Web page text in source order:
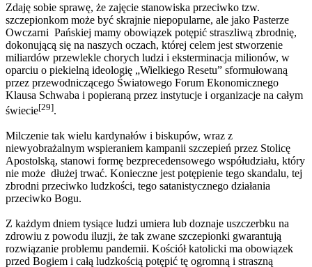
Zdaję sobie sprawę, że zajęcie stanowiska przeciwko tzw.
szczepionkom może być skrajnie niepopularne, ale jako Pasterze
Owczarni Pańskiej mamy obowiązek potępić straszliwą zbrodnię,
dokonującą się na naszych oczach, której celem jest stworzenie
miliardów przewlekle chorych ludzi i eksterminacja milionów, w
oparciu o piekielną ideologię „Wielkiego Resetu” sformułowaną
przez przewodniczącego Światowego Forum Ekonomicznego
Klausa Schwaba i popieraną przez instytucje i organizacje na całym
świecie[29].
Milczenie tak wielu kardynałów i biskupów, wraz z
niewyobrażalnym wspieraniem kampanii szczepień przez Stolicę
Apostolską, stanowi formę bezprecedensowego współudziału, który
nie może dłużej trwać. Konieczne jest potępienie tego skandalu, tej
zbrodni przeciwko ludzkości, tego satanistycznego działania
przeciwko Bogu.
Z każdym dniem tysiące ludzi umiera lub doznaje uszczerbku na
zdrowiu z powodu iluzji, że tak zwane szczepionki gwarantują
rozwiązanie problemu pandemii. Kościół katolicki ma obowiązek
przed Bogiem i całą ludzkością potępić tę ogromną i straszną